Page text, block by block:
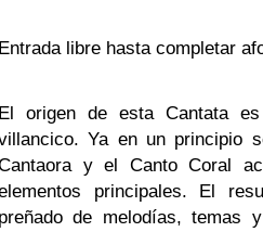
Entrada libre hasta completar
El origen de esta Cantata
Ya en un principio
y el Canto Coral
principales. El
preñado de melodías, temas